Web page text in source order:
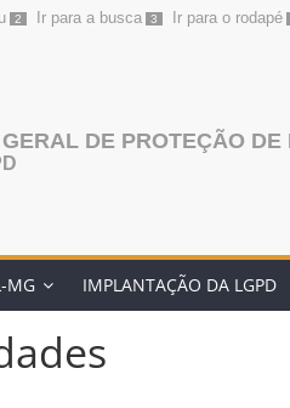
2 Ir para a busca 3 Ir para o rodapé
DE PROTEÇÃO
MG IMPLANTAÇÃO DA LGPD